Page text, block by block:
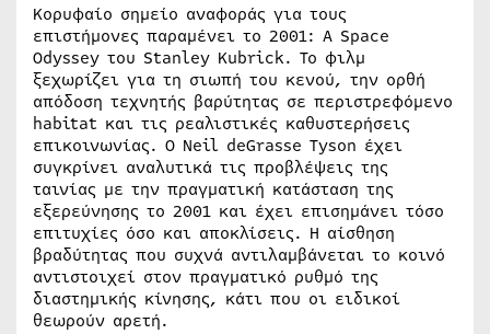
Κορυφαίο σημείο αναφοράς για τους
επιστήμονες παραμένει το 2001: A Space
Odyssey του Stanley Kubrick. Το φιλμ
ξεχωρίζει για τη σιωπή του κενού, την ορθή
απόδοση τεχνητής βαρύτητας σε περιστρεφόμενο
habitat και τις ρεαλιστικές καθυστερήσεις
επικοινωνίας. Ο Neil deGrasse Tyson έχει
συγκρίνει αναλυτικά τις προβλέψεις της
ταινίας με την πραγματική κατάσταση της
εξερεύνησης το 2001 και έχει επισημάνει τόσο
επιτυχίες όσο και αποκλίσεις. Η αίσθηση
βραδύτητας που συχνά αντιλαμβάνεται το κοινό
αντιστοιχεί στον πραγματικό ρυθμό της
διαστημικής κίνησης, κάτι που οι ειδικοί
θεωρούν αρετή.